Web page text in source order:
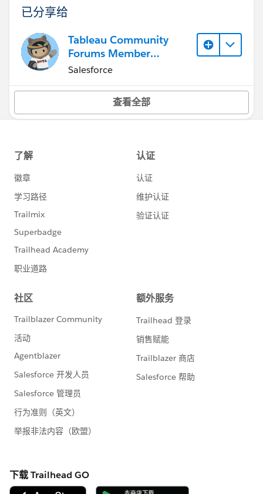
已分享给
Tableau Community
Forums Member
(Inactive)
Salesforce
查看全部